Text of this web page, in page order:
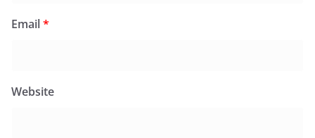
Email*
Website